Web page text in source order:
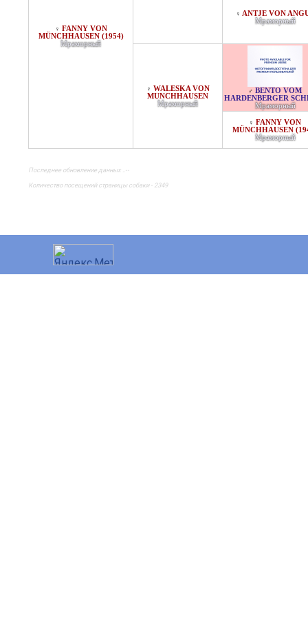
♀ FANNY VON
MÜNCHHAUSEN (1954)
Мраморный
♀ ANTJE VON
Мраморный
♀ WALESKA VON
MUNCHHAUSEN
Мраморный
♂ BENTO VOM
HARDENBERGER
Мраморный
♀ FANNY VON
MÜNCHHAUSEN
Мраморный
Последнее обновление данных ..--
Количество посещений страницы собаки - 2349